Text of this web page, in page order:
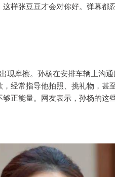
样张豆豆才会对你好。弹幕都
现摩擦。孙杨在安排车辆上沟
经常指导他拍照、挑礼物，甚
正能量。网友表示，孙杨的这